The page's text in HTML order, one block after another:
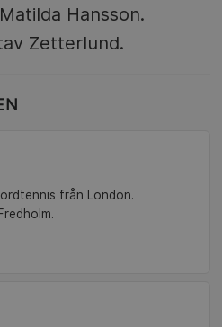
Hansson.
Zetterlund.
från London.